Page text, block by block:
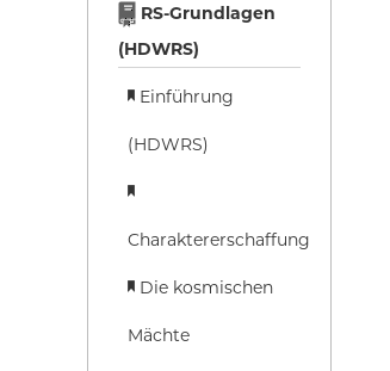
RS-Grundlagen
(HDWRS)
Einführung
(HDWRS)
Charaktererschaffung
Die kosmischen
Mächte